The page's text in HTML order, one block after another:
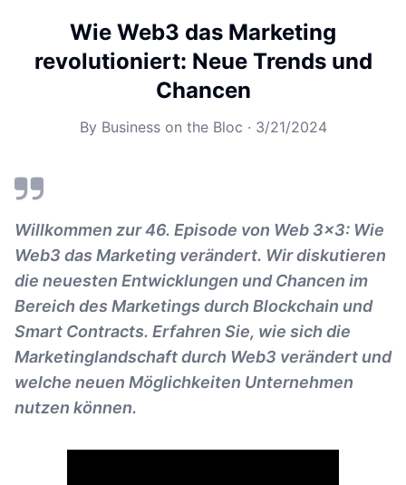
Wie Web3 das Marketing
revolutioniert: Neue Trends und
Chancen
By Business on the Bloc · 3/21/2024
Willkommen zur 46. Episode von Web 3x3: Wie
Web3 das Marketing verändert. Wir diskutieren
die neuesten Entwicklungen und Chancen im
Bereich des Marketings durch Blockchain und
Smart Contracts. Erfahren Sie, wie sich die
Marketinglandschaft durch Web3 verändert und
welche neuen Möglichkeiten Unternehmen
nutzen können.